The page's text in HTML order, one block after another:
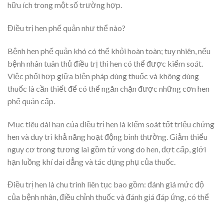
hữu ích trong một số trường hợp.
Điều trị hen phế quản như thể nào?
Bệnh hen phế quản khó có thể khỏi hoàn toàn; tuy nhiên, nếu
bệnh nhân tuân thủ điều trị thì hen có thể được kiểm soát.
Việc phối hợp giữa biện pháp dùng thuốc và không dùng
thuốc là cần thiết để có thể ngăn chặn được những cơn hen
phế quản cấp.
Mục tiêu dài hạn của điều trị hen là kiểm soát tốt triệu chứng
hen và duy trì khả năng hoạt động bình thường. Giảm thiểu
nguy cơ trong tương lai gồm tử vong do hen, đợt cấp, giới
hạn luồng khí dai dẳng và tác dụng phụ của thuốc.
Điều trị hen là chu trình liên tục bao gồm: đánh giá mức độ
của bệnh nhân, điều chỉnh thuốc và đánh giá đáp ứng, có thể